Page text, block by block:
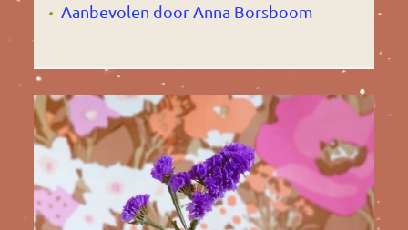
Aanbevolen door Anna Borsboom